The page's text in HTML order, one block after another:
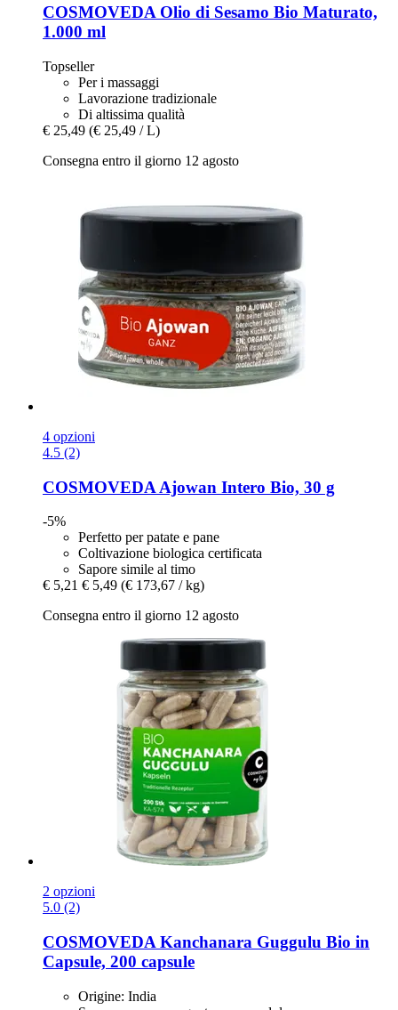
COSMOVEDA Olio di Sesamo Bio Maturato,
1.000 ml
Topseller
Per i massaggi
Lavorazione tradizionale
Di altissima qualità
€ 25,49 (€ 25,49 / L)
Consegna entro il giorno 12 agosto
4 opzioni
4.5 (2)
COSMOVEDA Ajowan Intero Bio, 30 g
-5%
Perfetto per patate e pane
Coltivazione biologica certificata
Sapore simile al timo
€ 5,21 € 5,49 (€ 173,67 / kg)
Consegna entro il giorno 12 agosto
2 opzioni
5.0 (2)
COSMOVEDA Kanchanara Guggulu Bio in
Capsule, 200 capsule
Origine: India